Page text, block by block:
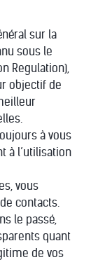
sur la
sous le
Regulation),
objectif de
à vous
à l’utilisation
vous
contacts.
le passé,
quant
de vos